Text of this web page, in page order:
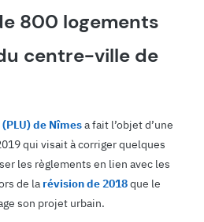
800 logements
centre-ville de
de Nîmesa fait l’objet d’une
qui visait à corriger quelques
les règlements en lien avec les
de la révision de 2018que le
son projet urbain.